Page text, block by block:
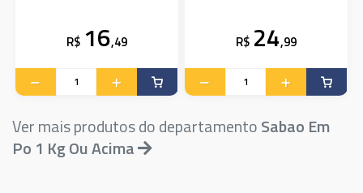
R$ 16,49 R$ 24,99
Ver mais produtos do departamentoSabao Em
Po 1 Kg Ou Acima